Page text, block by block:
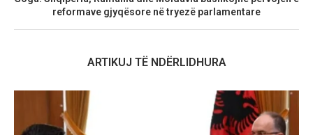
reformave gjyqësore në tryezë parlamentare
ARTIKUJ TË NDËRLIDHURA